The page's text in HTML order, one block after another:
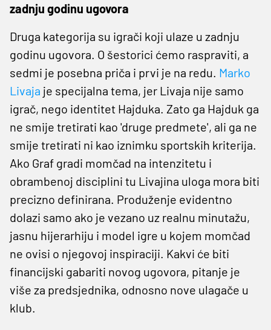
zadnju godinu ugovora
Druga kategorija su igrači koji ulaze u zadnju
godinu ugovora. O šestorici ćemo raspraviti, a
sedmi je posebna priča i prvi je na redu. Marko
Livaja je specijalna tema, jer Livaja nije samo
igrač, nego identitet Hajduka. Zato ga Hajduk ga
ne smije tretirati kao 'druge predmete', ali ga ne
smije tretirati ni kao iznimku sportskih kriterija.
Ako Graf gradi momčad na intenzitetu i
obrambenoj disciplini tu Livajina uloga mora biti
precizno definirana. Produženje evidentno
dolazi samo ako je vezano uz realnu minutažu,
jasnu hijerarhiju i model igre u kojem momčad
ne ovisi o njegovoj inspiraciji. Kakvi će biti
financijski gabariti novog ugovora, pitanje je
više za predsjednika, odnosno nove ulagače u
klub.